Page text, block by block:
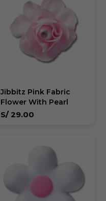
Jibbitz Pink Fabric
Flower With Pearl
S/ 29.00